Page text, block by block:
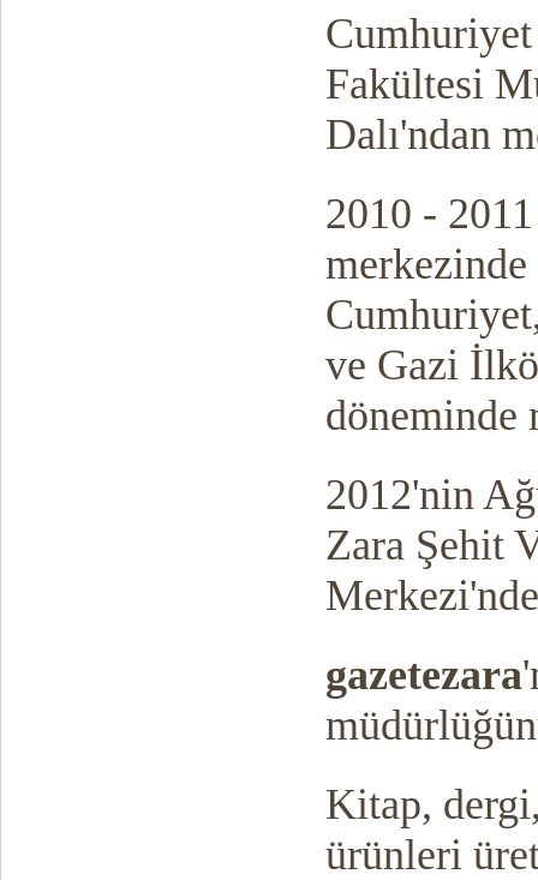
Fakültesi
Dalı'ndan
2010 -
ve Gazi
döneminde
2012'nin
Zara Şehit
gazetezara
Kitap,
ürünleri